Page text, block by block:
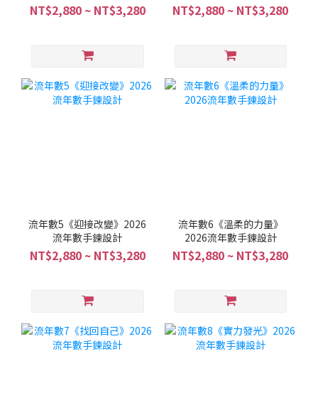
NT$2,880 ~ NT$3,280 NT$2,880 ~ NT$3,280
流年數5《迎接改變》2026
流年數手鍊設計
NT$2,880 ~ NT$3,280
流年數6《溫柔的力量》
2026流年數手鍊設計
NT$2,880 ~ NT$3,280